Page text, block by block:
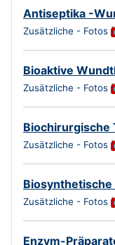
Antiseptika -
Zusätzliche - Fotos
Bioaktive
Zusätzliche - Fotos
Biochirurgische
Zusätzliche - Fotos
Biosynthetische
Zusätzliche - Fotos
Enzym-